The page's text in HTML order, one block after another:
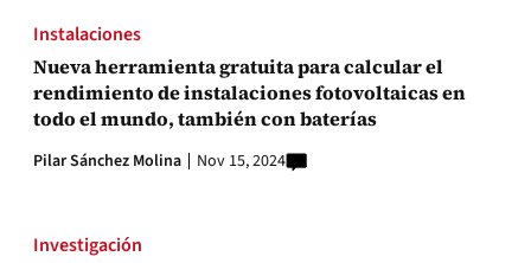
Instalaciones
Nueva herramienta gratuita para calcular el
rendimiento de instalaciones fotovoltaicas en
todo el mundo, también con baterías
Pilar Sánchez Molina Nov 15, 2024
Investigación